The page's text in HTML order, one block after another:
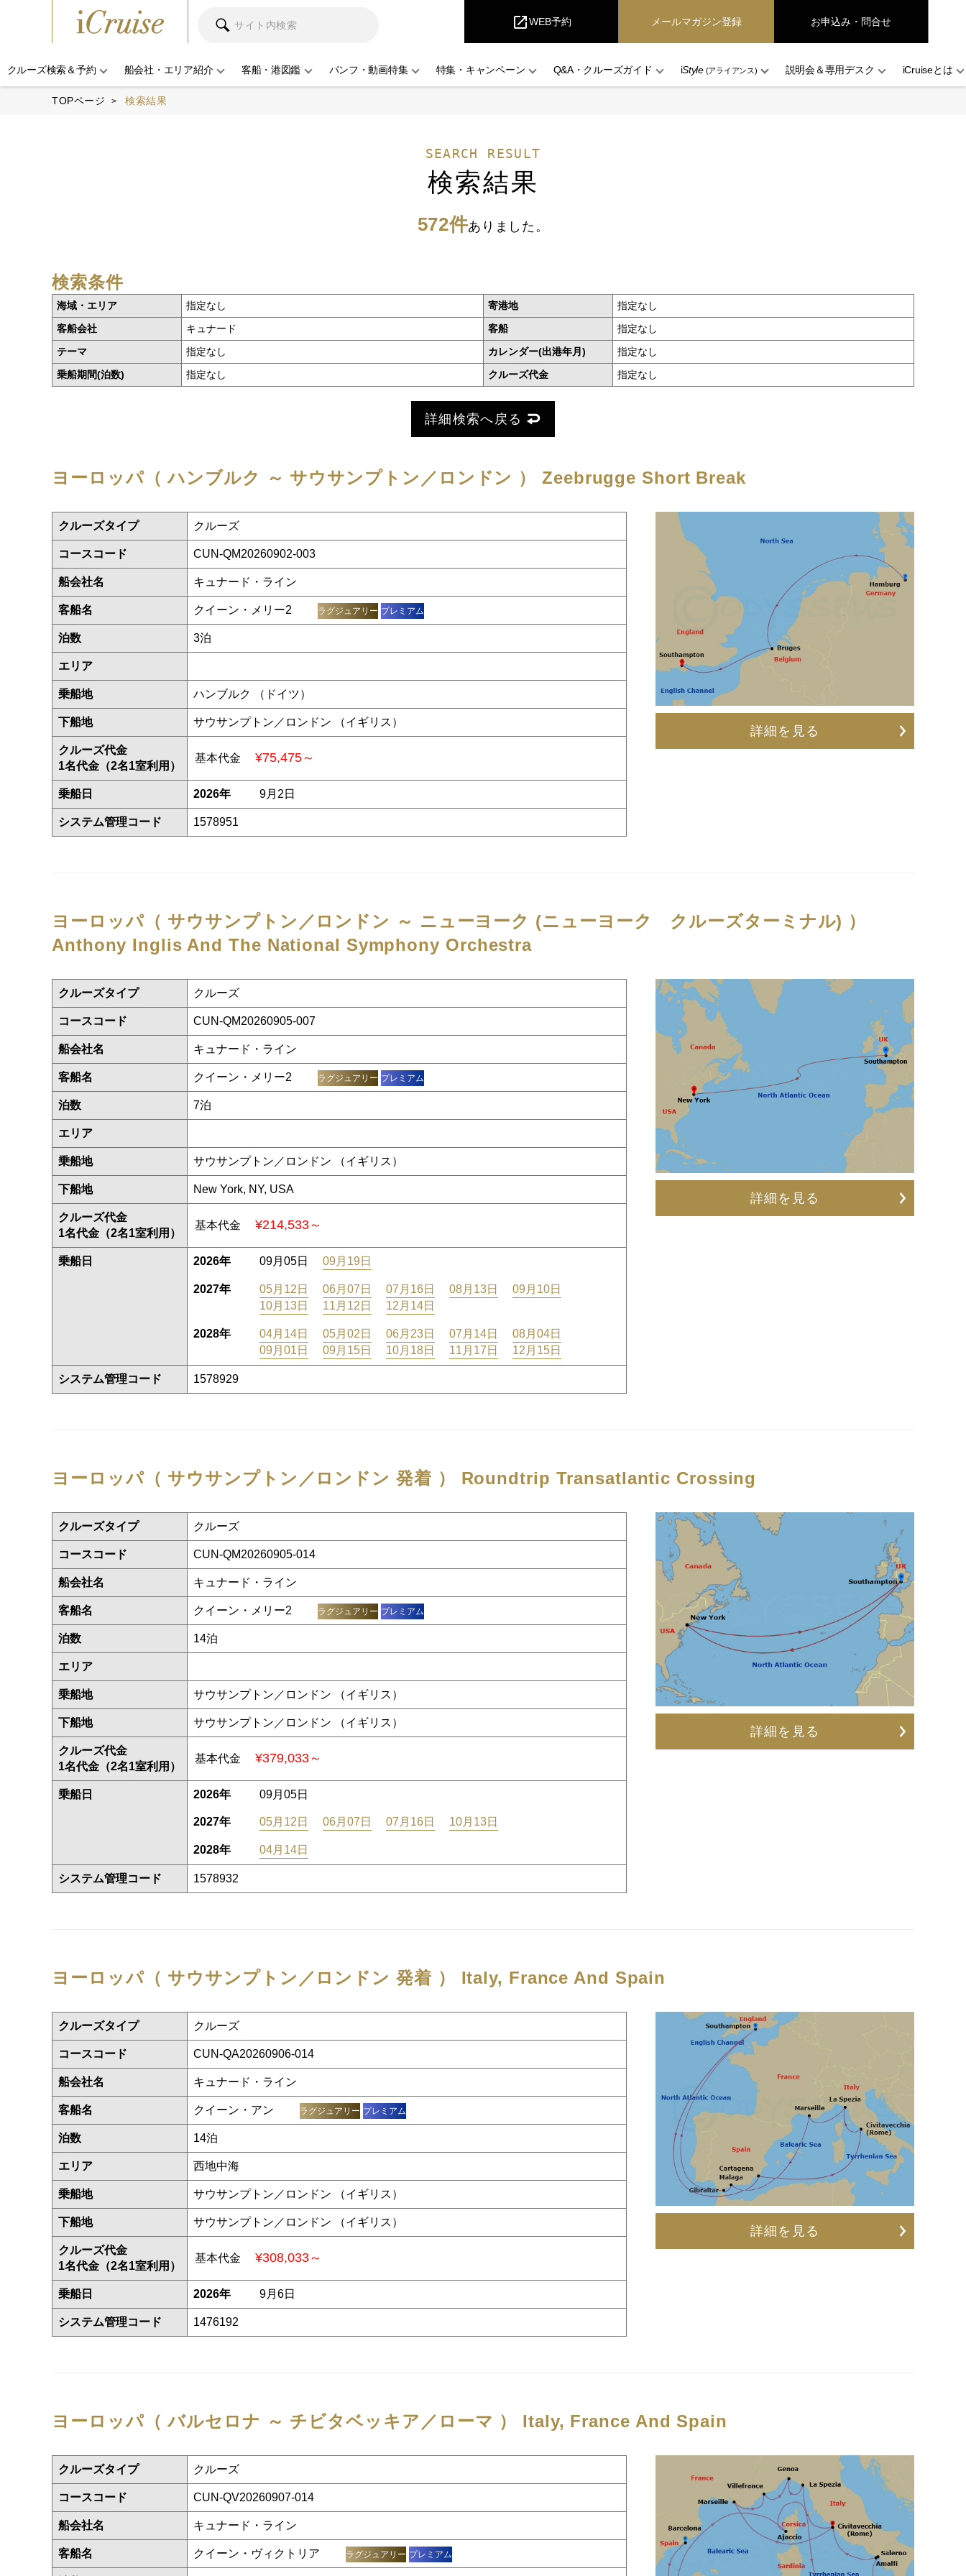
open_in_newWEB予約 メールマガジン登録 お申込み・問合せ
クルーズ検索＆予約 船会社・エリア紹介 客船・港図鑑 パンフ・動画特集 特集・キャンペーン Q&A・クルーズガイド iStyle(アライアンス) 説明会＆専用デスク iCruiseとは
TOPページ 検索結果
SEARCH RESULT
検索結果
572件ありました。
検索条件
海域・エリア 指定なし 寄港地
指定なし
客船会社
キュナード 客船
指定なし
テーマ
指定なし カレンダー(出港年月)
指定なし
乗船期間(泊数)
指定なし クルーズ代金 指定なし
詳細検索へ戻る
ヨーロッパ（ ハンブルク ～ サウサンプトン／ロンドン ） Zeebrugge Short Break
詳細を見る
クルーズタイプ クルーズ
コースコード CUN-QM20260902-003
船会社名 キュナード・ライン
客船名 クイーン・メリー2 ラグジュアリー プレミアム
泊数 3泊
エリア
乗船地 ハンブルク （ドイツ）
下船地 サウサンプトン／ロンドン （イギリス）
クルーズ代金
1名代金（2名1室利用）
基本代金 ¥75,475～
乗船日 2026年 9月2日
システム管理コード 1578951
ヨーロッパ（ サウサンプトン／ロンドン ～ ニューヨーク (ニューヨーク クルーズターミナル) ）
Anthony Inglis And The National Symphony Orchestra
詳細を見る
クルーズタイプ クルーズ
コースコード CUN-QM20260905-007
船会社名 キュナード・ライン
客船名 クイーン・メリー2 ラグジュアリー プレミアム
泊数 7泊
エリア
乗船地 サウサンプトン／ロンドン （イギリス）
下船地 New York, NY, USA
クルーズ代金
1名代金（2名1室利用）
基本代金 ¥214,533～
乗船日 2026年 09月05日 09月19日
2027年 05月12日 06月07日 07月16日 08月13日
09月10日
10月13日
11月12日 12月14日
2028年 04月14日 05月02日 06月23日 07月14日
08月04日
09月01日
09月15日 10月18日 11月17日 12月15日
システム管理コード 1578929
ヨーロッパ（ サウサンプトン／ロンドン 発着 ） Roundtrip Transatlantic Crossing
詳細を見る
クルーズタイプ クルーズ
コースコード CUN-QM20260905-014
船会社名 キュナード・ライン
客船名 クイーン・メリー2 ラグジュアリー プレミアム
泊数 14泊
エリア
乗船地 サウサンプトン／ロンドン （イギリス）
下船地 サウサンプトン／ロンドン （イギリス）
クルーズ代金
1名代金（2名1室利用）
基本代金 ¥379,033～
乗船日 2026年 09月05日
2027年 05月12日 06月07日 07月16日 10月13日
2028年 04月14日
システム管理コード 1578932
ヨーロッパ（ サウサンプトン／ロンドン 発着 ） Italy, France And Spain
詳細を見る
クルーズタイプ クルーズ
コースコード CUN-QA20260906-014
船会社名 キュナード・ライン
客船名 クイーン・アン ラグジュアリー プレミアム
泊数 14泊
エリア 西地中海
乗船地 サウサンプトン／ロンドン （イギリス）
下船地 サウサンプトン／ロンドン （イギリス）
クルーズ代金
1名代金（2名1室利用）
基本代金 ¥308,033～
乗船日 2026年 9月6日
システム管理コード 1476192
ヨーロッパ（ バルセロナ ～ チビタベッキア／ローマ ） Italy, France And Spain
クルーズタイプ クルーズ
コースコード CUN-QV20260907-014
船会社名 キュナード・ライン
客船名 クイーン・ヴィクトリア ラグジュアリー プレミアム